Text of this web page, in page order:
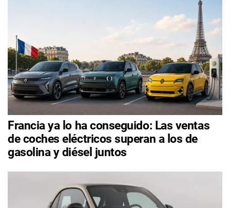
Francia ya lo ha conseguido: Las ventas
de coches eléctricos superan a los de
gasolina y diésel juntos